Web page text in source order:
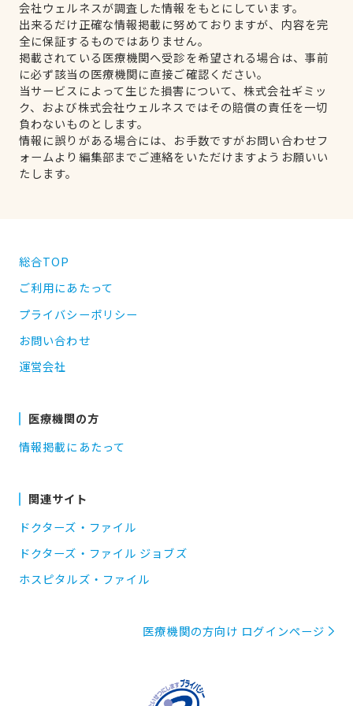
会社ウェルネスが調査した情報をもとにしています。
出来るだけ正確な情報掲載に努めておりますが、内容を完
全に保証するものではありません。
掲載されている医療機関へ受診を希望される場合は、事前
に必ず該当の医療機関に直接ご確認ください。
当サービスによって生じた損害について、株式会社ギミッ
ク、および株式会社ウェルネスではその賠償の責任を一切
負わないものとします。
情報に誤りがある場合には、お手数ですがお問い合わせフ
ォームより編集部までご連絡をいただけますようお願いい
たします。
総合TOP
ご利用にあたって
プライバシーポリシー
お問い合わせ
運営会社
医療機関の方
情報掲載にあたって
関連サイト
ドクターズ・ファイル
ドクターズ・ファイル ジョブズ
ホスピタルズ・ファイル
医療機関の方向け ログインページ